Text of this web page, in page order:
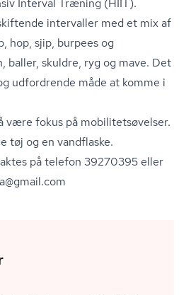
Interval Træning (HIIT).
intervaller med et mix af
hop, sjip, burpees og
baller, skuldre, ryg og mave. Det
udfordrende måde at komme i
være fokus på mo­bi­li­tetsø­vel­ser.
tøj og en vandflaske.
på telefon 39270395 eller